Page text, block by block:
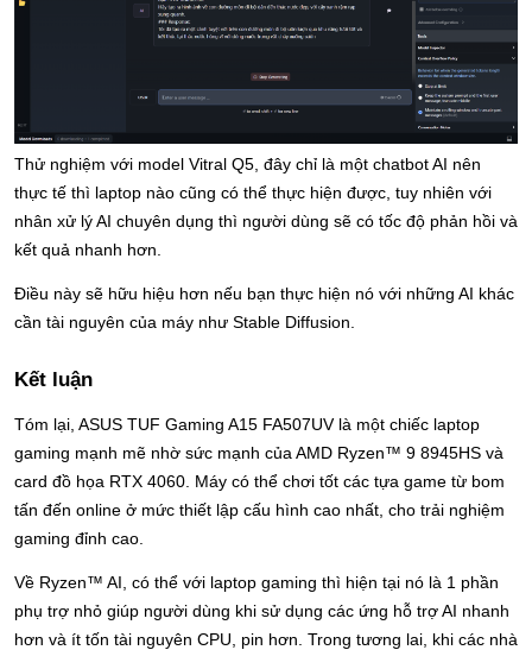
Thử nghiệm với model Vitral Q5, đây chỉ là một chatbot AI nên
thực tế thì laptop nào cũng có thể thực hiện được, tuy nhiên với
nhân xử lý AI chuyên dụng thì người dùng sẽ có tốc độ phản hồi và
kết quả nhanh hơn.
Điều này sẽ hữu hiệu hơn nếu bạn thực hiện nó với những AI khác
cần tài nguyên của máy như Stable Diffusion.
Kết luận
Tóm lại, ASUS TUF Gaming A15 FA507UV là một chiếc laptop
gaming mạnh mẽ nhờ sức mạnh của AMD Ryzen™ 9 8945HS và
card đồ họa RTX 4060. Máy có thể chơi tốt các tựa game từ bom
tấn đến online ở mức thiết lập cấu hình cao nhất, cho trải nghiệm
gaming đỉnh cao.
Về Ryzen™️ AI, có thể với laptop gaming thì hiện tại nó là 1 phần
phụ trợ nhỏ giúp người dùng khi sử dụng các ứng hỗ trợ AI nhanh
hơn và ít tốn tài nguyên CPU, pin hơn. Trong tương lai, khi các nhà